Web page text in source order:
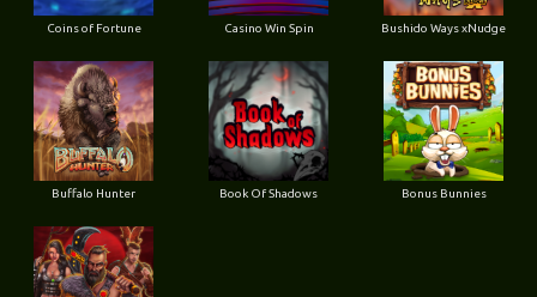
Coins of Fortune Casino Win Spin Bushido Ways xNudge
Buffalo Hunter Book Of Shadows Bonus Bunnies